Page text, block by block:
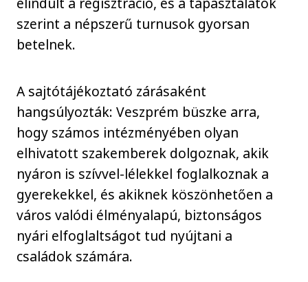
szerint a népszerű turnusok gyorsan
betelnek.
A sajtótájékoztató zárásaként
hangsúlyozták: Veszprém büszke arra,
hogy számos intézményében olyan
elhivatott szakemberek dolgoznak, akik
nyáron is szívvel-lélekkel foglalkoznak a
gyerekekkel, és akiknek köszönhetően a
város valódi élményalapú, biztonságos
nyári elfoglaltságot tud nyújtani a
családok számára.